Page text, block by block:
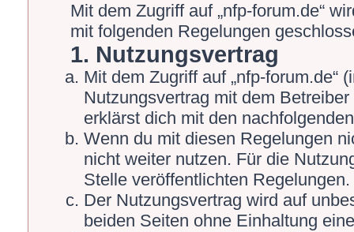
Mit dem Zugriff auf „nfp-forum.de“
mit folgenden Regelungen
1. Nutzungsvertrag
Mit dem Zugriff auf „nfp-forum.de“
Nutzungsvertrag mit dem
erklärst dich mit den
Wenn du mit diesen Regelungen
nicht weiter nutzen. Für die
Stelle veröffentlichten Regelungen.
Der Nutzungsvertrag wird auf
beiden Seiten ohne Einhaltung